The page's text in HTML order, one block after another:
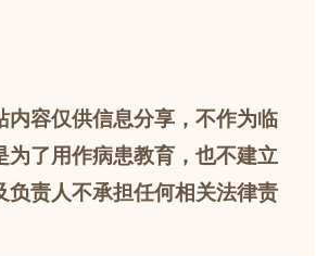
容仅供信息分享，不作为临
了用作病患教育，也不建立
责人不承担任何相关法律责